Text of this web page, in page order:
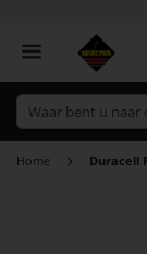
Home Duracell